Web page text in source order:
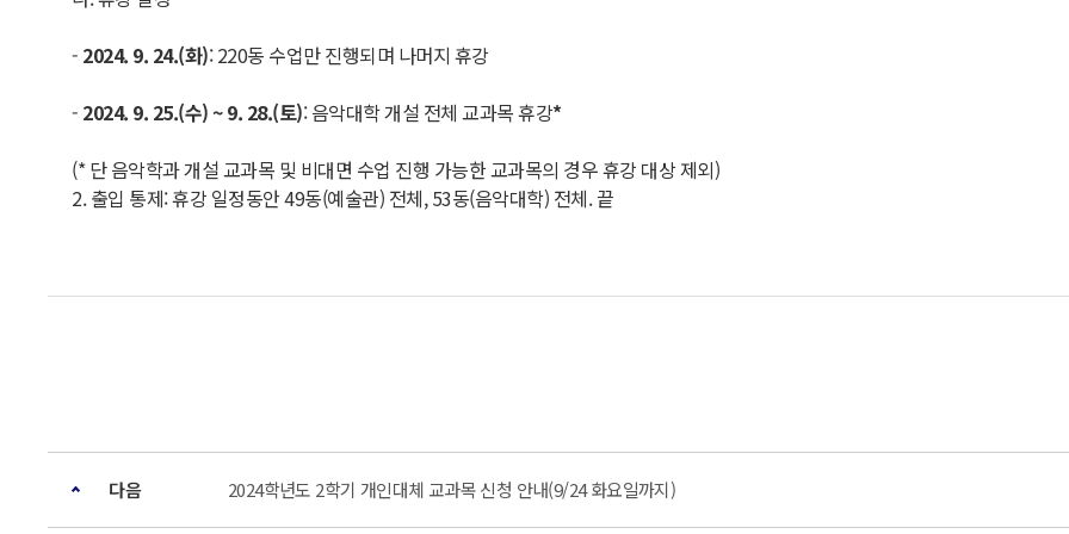
- 2024. 9. 24.(화): 220동 수업만 진행되며 나머지 휴강
- 2024. 9. 25.(수) ~ 9. 28.(토): 음악대학 개설 전체 교과목 휴강*
(* 단 음악학과 개설 교과목 및 비대면 수업 진행 가능한 교과목의 경우 휴강 대상 제외)
2. 출입 통제: 휴강 일정동안 49동(예술관) 전체, 53동(음악대학) 전체. 끝
다음 2024학년도 2학기 개인대체 교과목 신청 안내(9/24 화요일까지)